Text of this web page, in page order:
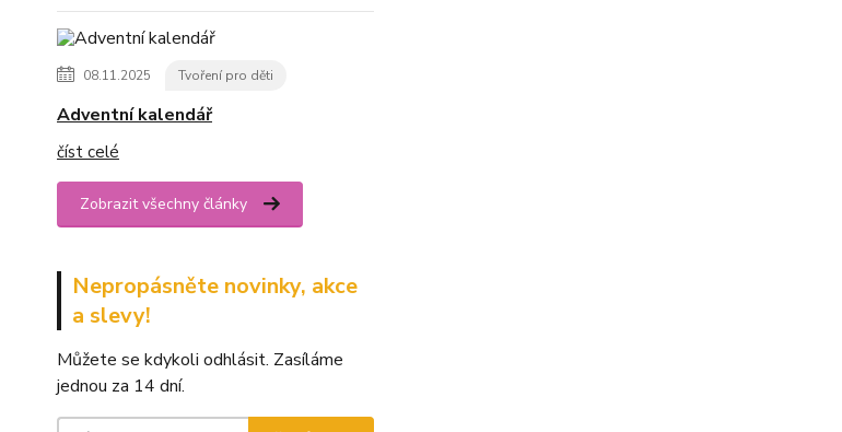
08.11.2025 Tvoření pro děti
Adventní kalendář
číst celé
Zobrazit všechny články
Nepropásněte novinky, akce
a slevy!
Můžete se kdykoli odhlásit. Zasíláme
jednou za 14 dní.